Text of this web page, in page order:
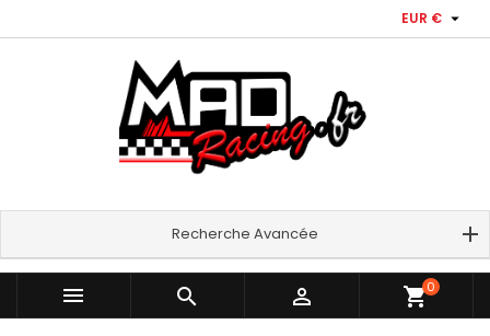
EUR € 
Recherche Avancée
   shopping_cart0